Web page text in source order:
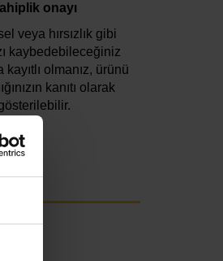
onayı
veya hırsızlık gibi
kaybedebileceğiniz
olmanız, ürünü
kanıtı olarak